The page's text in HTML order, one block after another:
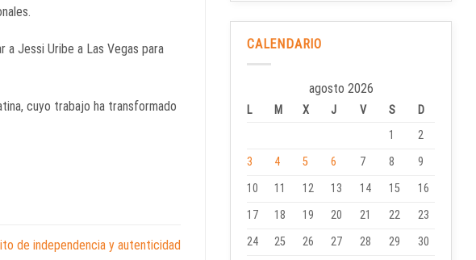
a Jessi Uribe a Las Vegas para
cuyo trabajo ha transformado
de independencia y autenticidad
CALENDARIO
agosto 2026
L M X J V S
D
1
2
3
4 5 6 7 8
9
10
11 12 13 14 15
16
17
18 19 20 21 22
23
24
25 26 27 28 29
30